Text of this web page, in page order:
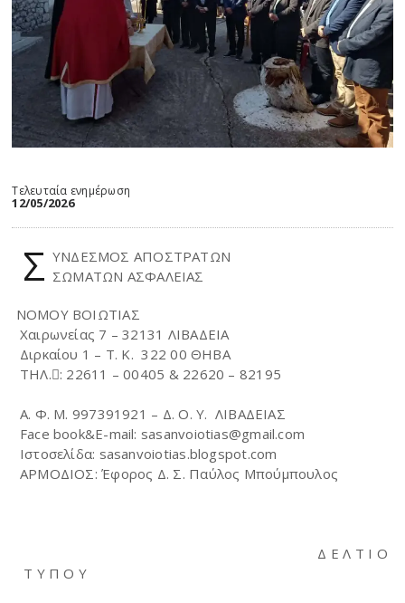
Τελευταία ενημέρωση
12/05/2026
Σ ΥΝΔΕΣΜΟΣ ΑΠΟΣΤΡΑΤΩΝ
ΣΩΜΑΤΩΝ ΑΣΦΑΛΕΙΑΣ
ΝΟΜΟΥ ΒΟΙΩΤΙΑΣ
Χαιρωνείας 7 – 32131 ΛΙΒΑΔΕΙΑ
Διρκαίου 1 – T. K. 322 00 ΘΗΒΑ
ΤΗΛ.: 22611 – 00405 & 22620 – 82195
Α. Φ. Μ. 997391921 – Δ. Ο. Υ. ΛΙΒΑΔΕΙΑΣ
Face book&E-mail: sasanvoiotias@gmail.com
Ιστοσελίδα: sasanvoiotias.blogspot.com
ΑΡΜΟΔΙΟΣ: Έφορος Δ. Σ. Παύλος Μπούμπουλος
Δ Ε Λ Τ Ι Ο
Τ Υ Π Ο Υ